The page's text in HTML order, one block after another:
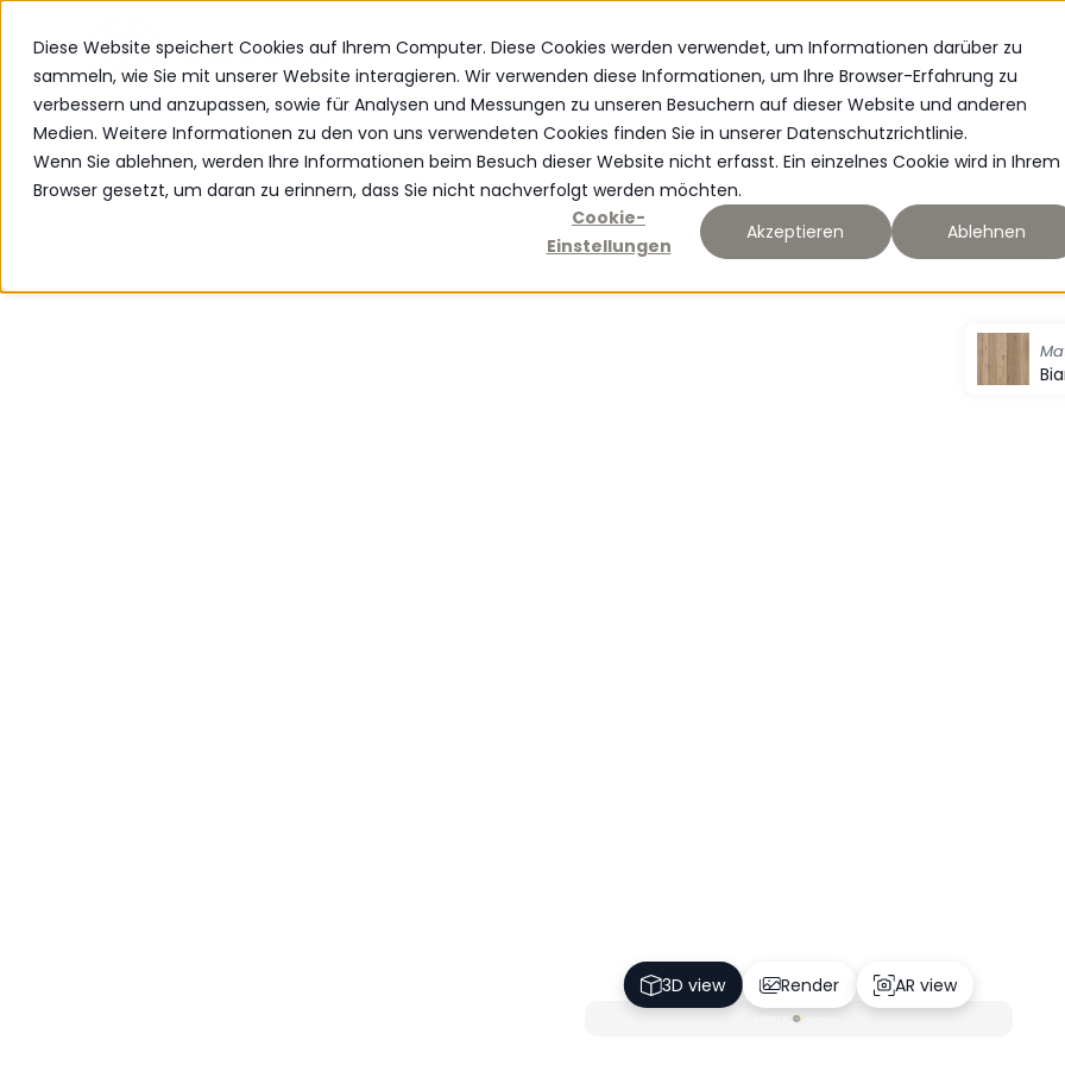
Diese Website speichert Cookies auf Ihrem Computer. Diese Cookies werden verwendet, um Informationen darüber zu
sammeln, wie Sie mit unserer Website interagieren. Wir verwenden diese Informationen, um Ihre Browser-Erfahrung zu
verbessern und anzupassen, sowie für Analysen und Messungen zu unseren Besuchern auf dieser Website und anderen
Medien. Weitere Informationen zu den von uns verwendeten Cookies finden Sie in unserer Datenschutzrichtlinie.
Wenn Sie ablehnen, werden Ihre Informationen beim Besuch dieser Website nicht erfasst. Ein einzelnes Cookie wird in Ihrem
Browser gesetzt, um daran zu erinnern, dass Sie nicht nachverfolgt werden möchten.
Cookie-
Einstellungen
Akzeptieren Ablehnen
PRODUKTE MATERIAL NEUIGKEITEN
Edinburgh Edinburgh Anrichte
3D view Render AR view